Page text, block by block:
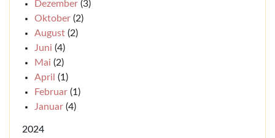
Dezember (3)
Oktober (2)
August (2)
Juni (4)
Mai (2)
April (1)
Februar (1)
Januar (4)
2024